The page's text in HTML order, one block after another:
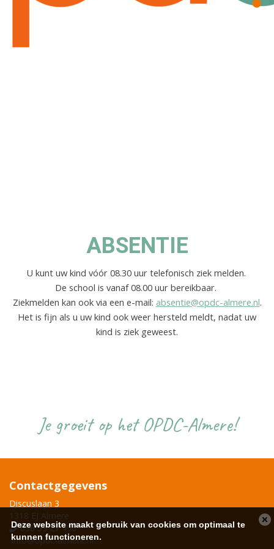
ABSENTIE
U kunt uw kind vóór 08.30 uur telefonisch ziek melden.
De school is vanaf 08.00 uur bereikbaar.
Ziekmelden kan ook via een e-mail: absentie@opdc-almere.nl.
Het is fijn als u uw kind ook weer hersteld meldt, nadat uw
kind is ziek geweest.
Je groeit op het OPDC-Almere!
Contactgegevens
Discuslaan 3
1318 EJ Almere
036 53 27 456
info@opdc-almere.nl
Deze website maakt gebruik van cookies om optimaal te
kunnen functioneren.